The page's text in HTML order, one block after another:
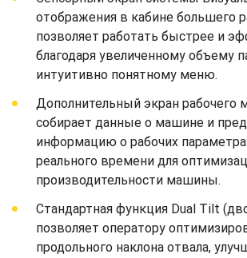
отображения в кабине большего
позволяет работать быстрее и
благодаря увеличенному объему
интуитивно понятному меню.
Дополнительный экран рабочего
собирает данные о машине и
информацию о рабочих
реального времени для
производительности машины.
Стандартная функция Dual Tilt
позволяет оператору
продольного наклона отвала,